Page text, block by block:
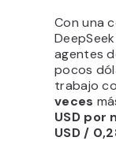
Con una
agentes
pocos
trabajo
veces
USD por
USD /